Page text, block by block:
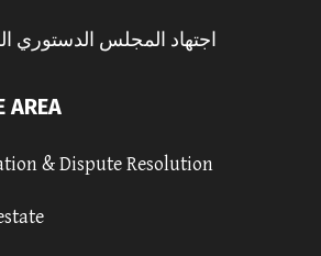
اجتهاد المجلس الدستوري
AREA
& Dispute Resolution